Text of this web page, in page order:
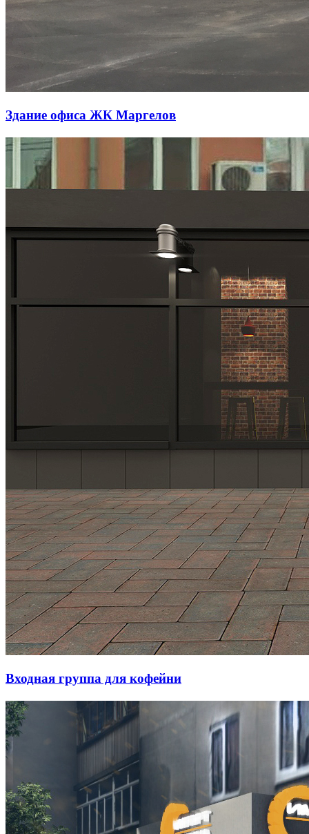
Здание офиса ЖК Маргелов
Входная группа для кофейни